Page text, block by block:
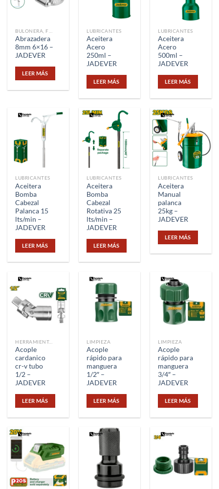
Abrazadera
8mm 6×16 –
JADEVER
LEER MÁS
LUBRICANTES
Aceitera
Acero
250ml –
JADEVER
LEER MÁS
LUBRICANTES
Aceitera
Acero
500ml –
JADEVER
LEER MÁS
LUBRICANTES
Aceitera
Bomba
Cabezal
Palanca 15
lts/min –
JADEVER
LEER MÁS
LUBRICANTES
Aceitera
Bomba
Cabezal
Rotativa 25
lts/min –
JADEVER
LEER MÁS
LUBRICANTES
Aceitera
Manual
palanca
25kg –
JADEVER
LEER MÁS
HERRAMIENTAS
Acople
cardanico
cr-v tubo
1/2 –
JADEVER
LEER MÁS
LIMPIEZA
Acople
rápido para
manguera
1/2″ –
JADEVER
LEER MÁS
LIMPIEZA
Acople
rápido para
manguera
3/4″ –
JADEVER
LEER MÁS